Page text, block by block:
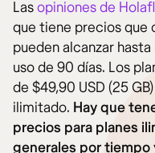
Lasopiniones de
que tiene precios que
pueden alcanzar
uso de 90 días. Los
de $49,90 USD (25
ilimitado. Hay que
precios para planes
generales por tiempo